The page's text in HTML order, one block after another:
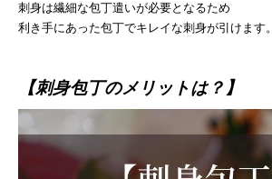
刺身は繊細な包丁遣いが必要となるため
利き手にあった包丁でキレイな刺身が引けます。
【刺身包丁のメリットは？】